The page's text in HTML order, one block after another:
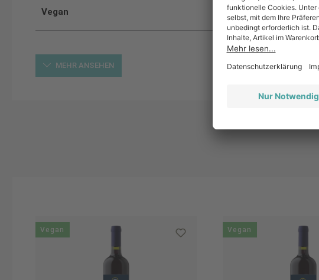
Vegan
MEHR ANSEHEN
Produktgalerie überspringen
Vegan Vegan